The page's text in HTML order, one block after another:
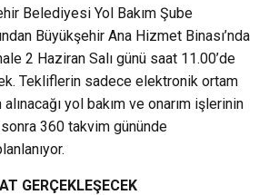
Belediyesi Yol Bakım Şube
Büyükşehir Ana Hizmet Binası’nda
2 Haziran Salı günü saat 11.00’de
Tekliflerin sadece elektronik ortam
yol bakım ve onarım işlerinin
360 takvim gününde
GERÇEKLEŞECEK